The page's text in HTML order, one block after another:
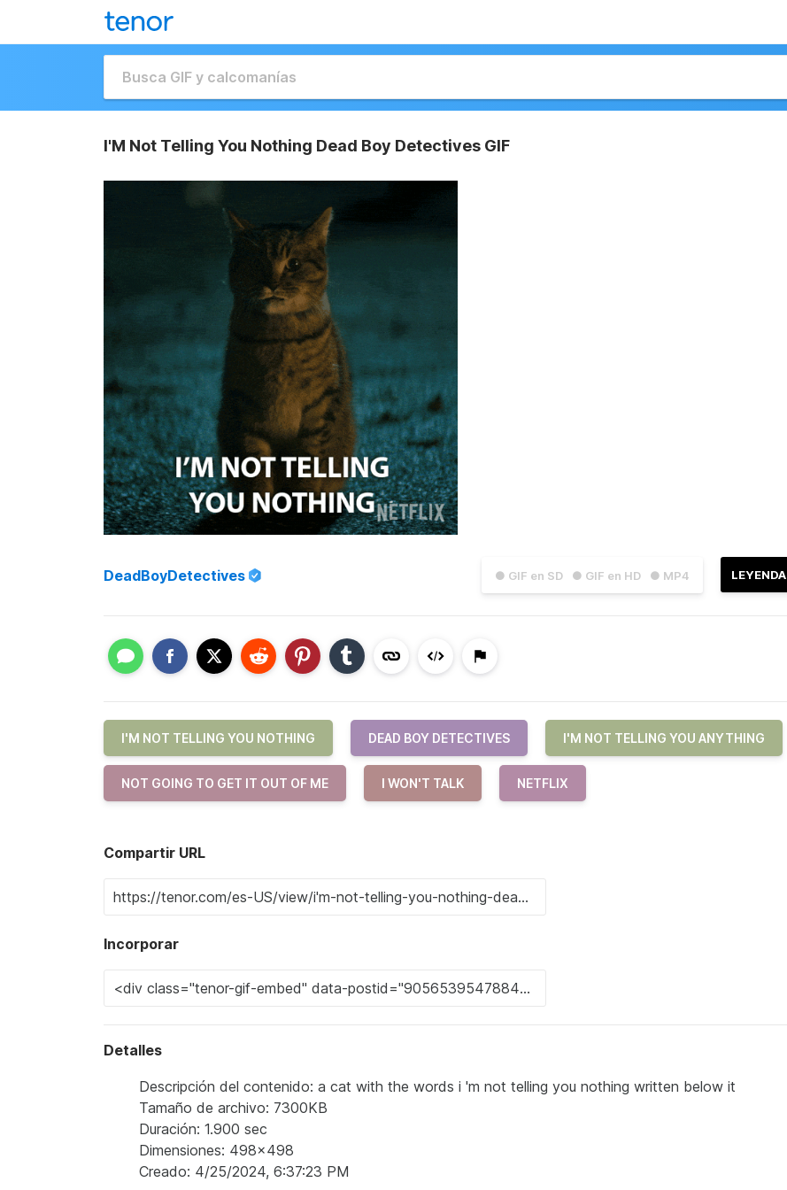
I'M Not Telling You Nothing Dead Boy Detectives GIF
● GIF en SD ● GIF en HD ● MP4 LEYENDA
DeadBoyDetectives
I'M NOT TELLING YOU NOTHING DEAD BOY DETECTIVES I'M NOT TELLING YOU ANYTHING
NOT GOING TO GET IT OUT OF ME I WON'T TALK NETFLIX
Compartir URL
Incorporar
Detalles
Descripción del contenido: a cat with the words i 'm not telling you nothing written below it
Tamaño de archivo: 7300KB
Duración: 1.900 sec
Dimensiones: 498x498
Creado: 4/25/2024, 6:37:23 PM